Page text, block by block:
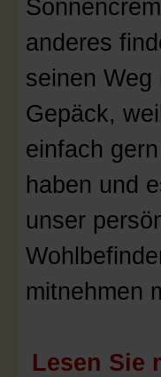
anderes
seinen Weg
Gepäck,
einfach
haben und
unser
mitnehmen
Lesen Sie